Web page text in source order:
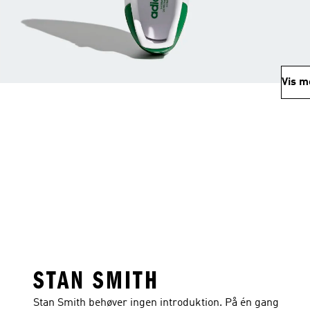
Vis
STAN SMITH
Stan Smith behøver ingen introduktion. På én gang